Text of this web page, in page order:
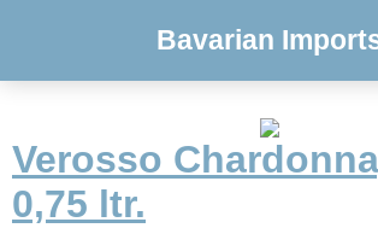
Bavarian
Verosso
0,75 ltr.